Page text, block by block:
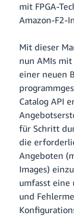
mit FPGA-
Amazon-F2-
Mit dieser
nun AMIs
einer neuen
Catalog API
für Schritt
die
Angeboten
Images)
umfasst eine
und